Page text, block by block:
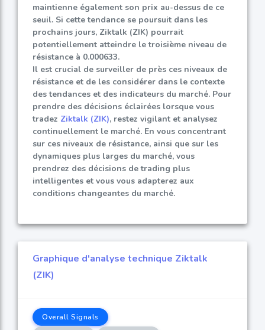
maintienne également son prix au-dessus de ce
seuil. Si cette tendance se poursuit dans les
prochains jours, Ziktalk (ZIK) pourrait
potentiellement atteindre le troisième niveau de
résistance à 0.000633.
Il est crucial de surveiller de près ces niveaux de
résistance et de les considérer dans le contexte
des tendances et des indicateurs du marché. Pour
prendre des décisions éclairées lorsque vous
tradez Ziktalk (ZIK), restez vigilant et analysez
continuellement le marché. En vous concentrant
sur ces niveaux de résistance, ainsi que sur les
dynamiques plus larges du marché, vous
prendrez des décisions de trading plus
intelligentes et vous vous adapterez aux
conditions changeantes du marché.
Graphique d'analyse technique Ziktalk
(ZIK)
Overall Signals